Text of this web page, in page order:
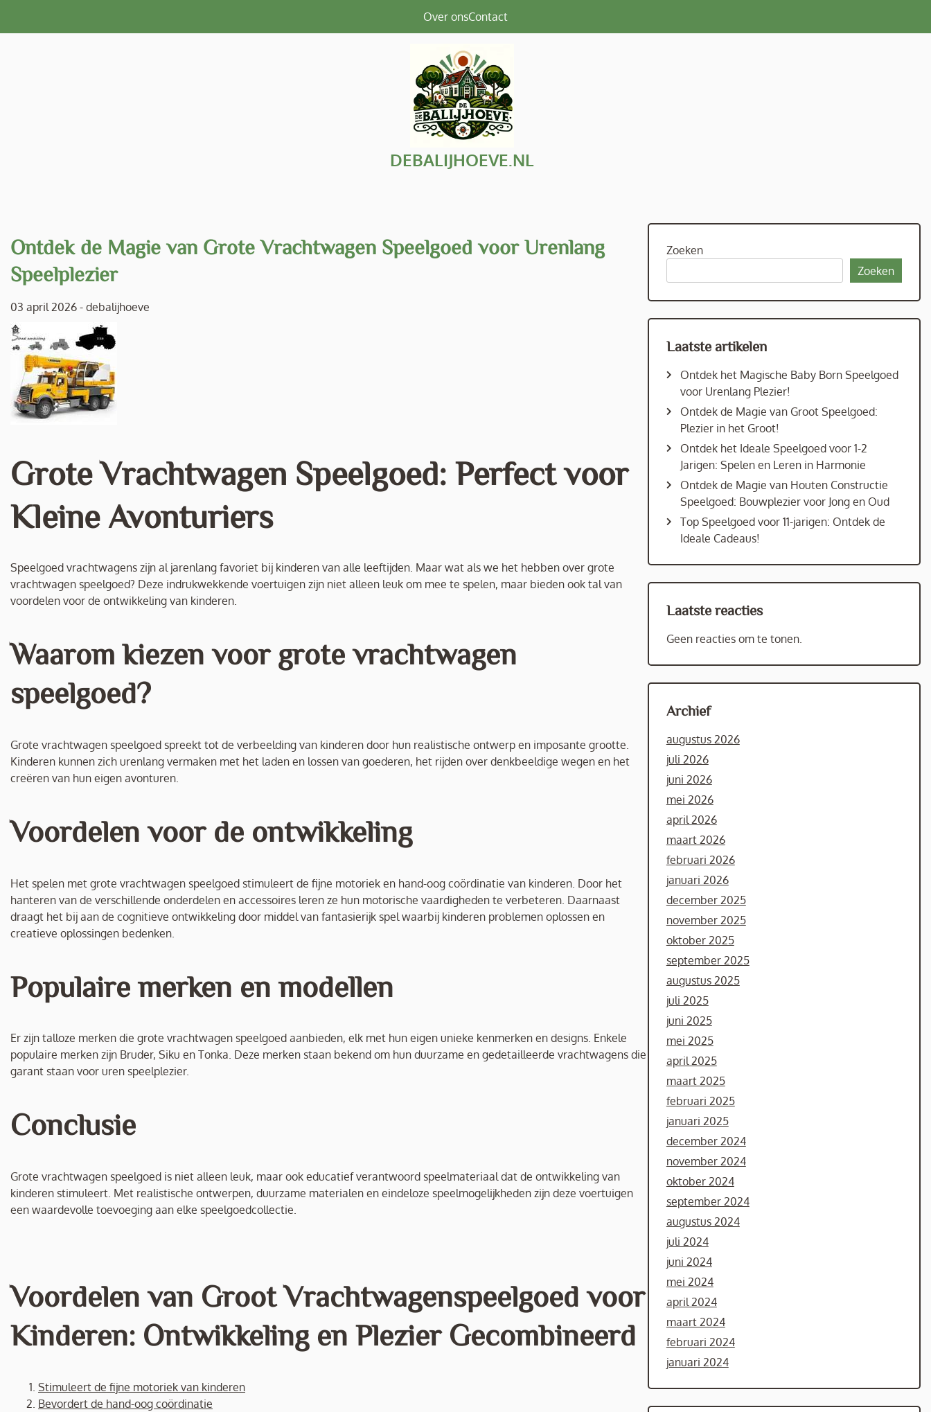
Over onsContact
DEBALIJHOEVE.NL
Ontdek de Magie van Grote Vrachtwagen Speelgoed voor Urenlang
Speelplezier
03 april 2026 - debalijhoeve
Grote Vrachtwagen Speelgoed: Perfect voor
Kleine Avonturiers
Speelgoed vrachtwagens zijn al jarenlang favoriet bij kinderen van alle leeftijden. Maar wat als we het hebben over grote
vrachtwagen speelgoed? Deze indrukwekkende voertuigen zijn niet alleen leuk om mee te spelen, maar bieden ook tal van
voordelen voor de ontwikkeling van kinderen.
Waarom kiezen voor grote vrachtwagen
speelgoed?
Grote vrachtwagen speelgoed spreekt tot de verbeelding van kinderen door hun realistische ontwerp en imposante grootte.
Kinderen kunnen zich urenlang vermaken met het laden en lossen van goederen, het rijden over denkbeeldige wegen en het
creëren van hun eigen avonturen.
Voordelen voor de ontwikkeling
Het spelen met grote vrachtwagen speelgoed stimuleert de fijne motoriek en hand-oog coördinatie van kinderen. Door het
hanteren van de verschillende onderdelen en accessoires leren ze hun motorische vaardigheden te verbeteren. Daarnaast
draagt het bij aan de cognitieve ontwikkeling door middel van fantasierijk spel waarbij kinderen problemen oplossen en
creatieve oplossingen bedenken.
Populaire merken en modellen
Er zijn talloze merken die grote vrachtwagen speelgoed aanbieden, elk met hun eigen unieke kenmerken en designs. Enkele
populaire merken zijn Bruder, Siku en Tonka. Deze merken staan bekend om hun duurzame en gedetailleerde vrachtwagens die
garant staan voor uren speelplezier.
Conclusie
Grote vrachtwagen speelgoed is niet alleen leuk, maar ook educatief verantwoord speelmateriaal dat de ontwikkeling van
kinderen stimuleert. Met realistische ontwerpen, duurzame materialen en eindeloze speelmogelijkheden zijn deze voertuigen
een waardevolle toevoeging aan elke speelgoedcollectie.
Voordelen van Groot Vrachtwagenspeelgoed voor
Kinderen: Ontwikkeling en Plezier Gecombineerd
Stimuleert de fijne motoriek van kinderen
Bevordert de hand-oog coördinatie
Zoeken
Zoeken
Laatste artikelen
Ontdek het Magische Baby Born Speelgoed
voor Urenlang Plezier!
Ontdek de Magie van Groot Speelgoed:
Plezier in het Groot!
Ontdek het Ideale Speelgoed voor 1-2
Jarigen: Spelen en Leren in Harmonie
Ontdek de Magie van Houten Constructie
Speelgoed: Bouwplezier voor Jong en Oud
Top Speelgoed voor 11-jarigen: Ontdek de
Ideale Cadeaus!
Laatste reacties
Geen reacties om te tonen.
Archief
augustus 2026
juli 2026
juni 2026
mei 2026
april 2026
maart 2026
februari 2026
januari 2026
december 2025
november 2025
oktober 2025
september 2025
augustus 2025
juli 2025
juni 2025
mei 2025
april 2025
maart 2025
februari 2025
januari 2025
december 2024
november 2024
oktober 2024
september 2024
augustus 2024
juli 2024
juni 2024
mei 2024
april 2024
maart 2024
februari 2024
januari 2024